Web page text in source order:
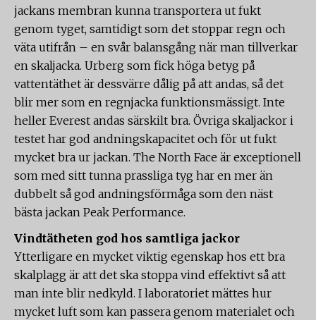
jackans membran kunna transportera ut fukt
genom tyget, samtidigt som det stoppar regn och
väta utifrån – en svår balansgång när man tillverkar
en skaljacka. Urberg som fick höga betyg på
vattentäthet är dessvärre dålig på att andas, så det
blir mer som en regnjacka funktionsmässigt. Inte
heller Everest andas särskilt bra. Övriga skaljackor i
testet har god andningskapacitet och för ut fukt
mycket bra ur jackan. The North Face är exceptionell
som med sitt tunna prassliga tyg har en mer än
dubbelt så god andningsförmåga som den näst
bästa jackan Peak Performance.
Vindtätheten god hos samtliga jackor
Ytterligare en mycket viktig egenskap hos ett bra
skalplagg är att det ska stoppa vind effektivt så att
man inte blir nedkyld. I laboratoriet mättes hur
mycket luft som kan passera genom materialet och